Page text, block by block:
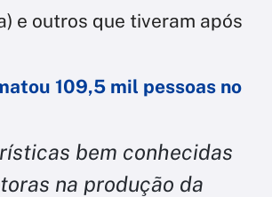
e outros que tiveram após
109,5 mil pessoas no
bem conhecidas
na produção da